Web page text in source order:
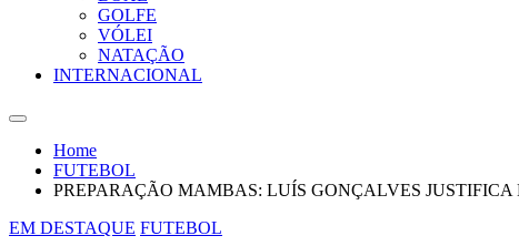
GOLFE
VÓLEI
NATAÇÃO
INTERNACIONAL
Home
FUTEBOL
PREPARAÇÃO MAMBAS: LUÍS GONÇALVES
EM DESTAQUE FUTEBOL